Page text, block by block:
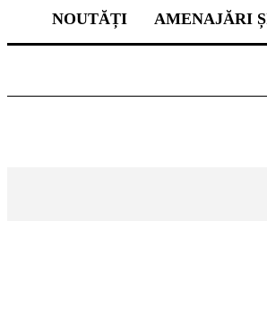
NOUTĂȚI AMENAJĂRI